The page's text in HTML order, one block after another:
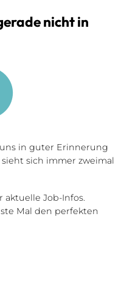
nicht in
in guter Erinnerung
sich immer zweimal
aktuelle Job-Infos.
Mal den perfekten